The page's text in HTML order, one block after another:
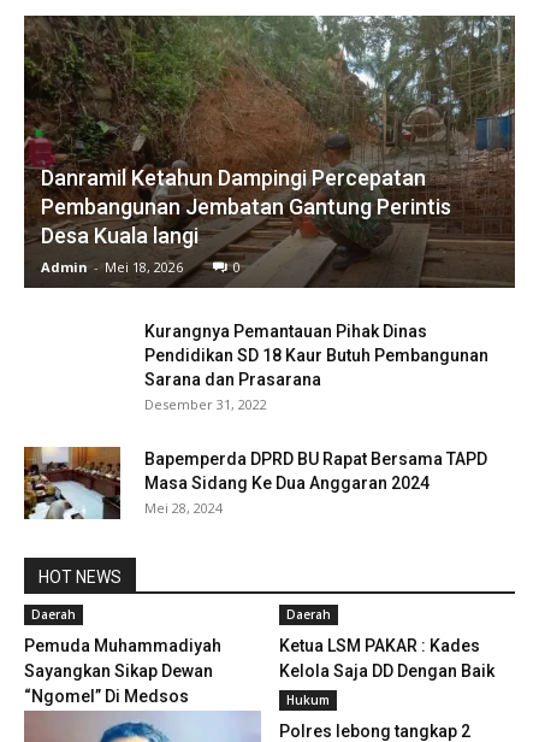
Danramil Ketahun Dampingi Percepatan
Pembangunan Jembatan Gantung Perintis
Desa Kuala langi
Admin - Mei 18, 2026 0
Kurangnya Pemantauan Pihak Dinas
Pendidikan SD 18 Kaur Butuh Pembangunan
Sarana dan Prasarana
Desember 31, 2022
Bapemperda DPRD BU Rapat Bersama TAPD
Masa Sidang Ke Dua Anggaran 2024
Mei 28, 2024
HOT NEWS
Daerah
Pemuda Muhammadiyah
Sayangkan Sikap Dewan
“Ngomel” Di Medsos
Daerah
Ketua LSM PAKAR : Kades
Kelola Saja DD Dengan Baik
Hukum
Polres lebong tangkap 2